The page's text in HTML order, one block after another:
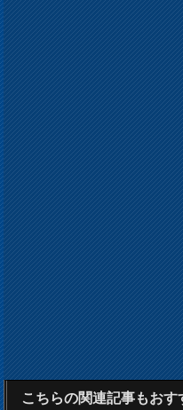
こちらの関連記事もおす